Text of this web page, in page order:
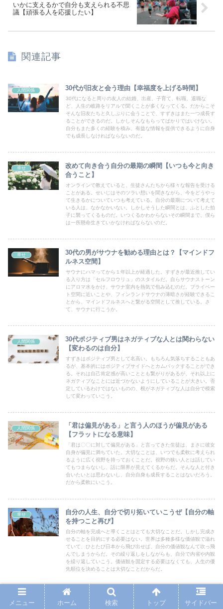
いかに支えるかで自分も支えられる不思
議【頑張る人を応援したい】
関連記事
人間関係 30代が旧友と会う理由【幸福度を上げる時間】
30代になると周りの友人の結婚、出産、子育て、転職、退職な
ど、人生の岐路をリアルで聞くことが多くなってくる。だからこそ
そんな旧友たちと久しぶりに会うことで、すずきはまた一つ成長す
ることができるのだ。しかしそんなもらってばかりではいけない。
自分もまた多くの経験を積み、有益な情報を提供できるように自身
でも成長しなければならないのだ。
幸せ
改めて向き合う自分の最期の瞬間【いつも今と向き
合うこと】
オンラインで教えていると、生徒さんたちから様々な報告を受ける
ことがある。せいじはそのツラい想いを聞きながら、今をどうやっ
て生きるかについていつも考えている。自分の最期について考えて
いる人は、なかなかいない。しかしそうした瞬間とは、ふとした拍
子に襲ってくるものだ。いつくるかわからないその瞬間まで、僕ら
は一所懸命生きていかなければならないのだ。
幸せ
30代の男がサウナを勧める理由とは？【マインドフ
ルネス空間】
サウナにハマってから１年以上が経過した。すずきが最近推してい
る入り方は「セルフロウリュ」のスタイルだ。自らサウナストーン
にアロマ水をかけ、サウナ室内を熱気で包み込むのだ。プライベー
ト空間に近いことや、フィンランドサウナの薄暗さが経験できるこ
とから、マインドフルネスへと繋がる空間として推している。さ
て、サウナに行こうか。
人間関係
30代ポジティブ男はネガティブな人とは関わらない
【変わるのは自分】
すずきはポジティブ男として名高い。もちろん気落ちすることもあ
るが、基本的にはポジティブサイドへとカムバックすることができ
る。それは自己肯定感が高いこととも繋がりがあるが、それ以上に
ネガティブなことには近づかないようにしていることが大きい。否
定しているわけではないものの、根がネガティブな人は自分で模索
して変わっていこう。
人間関係
「君は偏見がある」と言う人のほうが偏見がある
【フラットになる意味】
「君は〇〇に対して偏見がある」と言ってきた生徒は、まさに彼女
自身が偏見に満ちていた。大切なことは、いつでも柔軟に考えられ
るように広く視野を持っておくことだ。視野の狭い人とは話してい
てもつまらないし、話に限界が見えてくるからだ。そんな人と付き
合いたいとは思わないし、自分自身も成長することはないだろう。
だから柔軟にいこう。
幸せ
自分の人生、自分で切り拓いていこうぜ【自分の軸
を持つこと再び】
自分の軸を完成へと導くことはとても大切なことだ。しかし完成さ
せることを目的にする必要はない。世界は多種多様な価値観で溢れ
ていて、ひとたび日本から飛び出せば、自分の価値観なんて吹っ飛
んでしまうからだ。その繰り返しをしながらも、自分で内省や内観
を繰り返していこう。価値観を固定する必要はなくても、人生の優
先順位を決めることは大切なことだからだ。
ホーム 人間関係
メニュー ホーム 検索 トップ サイドバー